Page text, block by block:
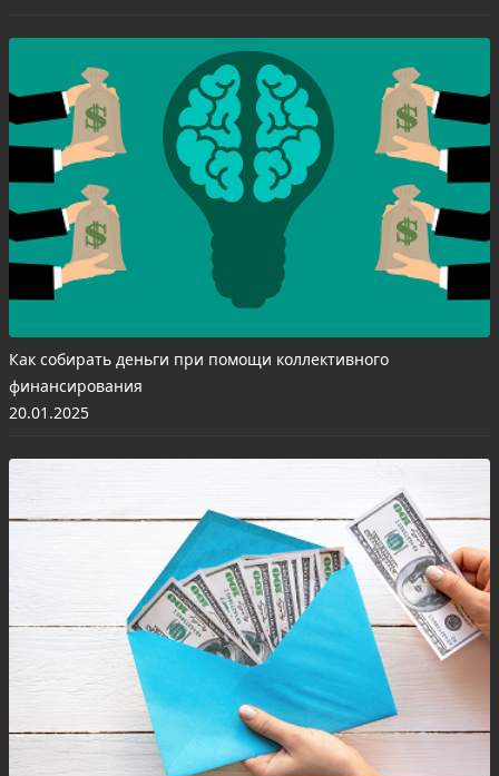
Как собирать деньги при помощи коллективного
финансирования
20.01.2025